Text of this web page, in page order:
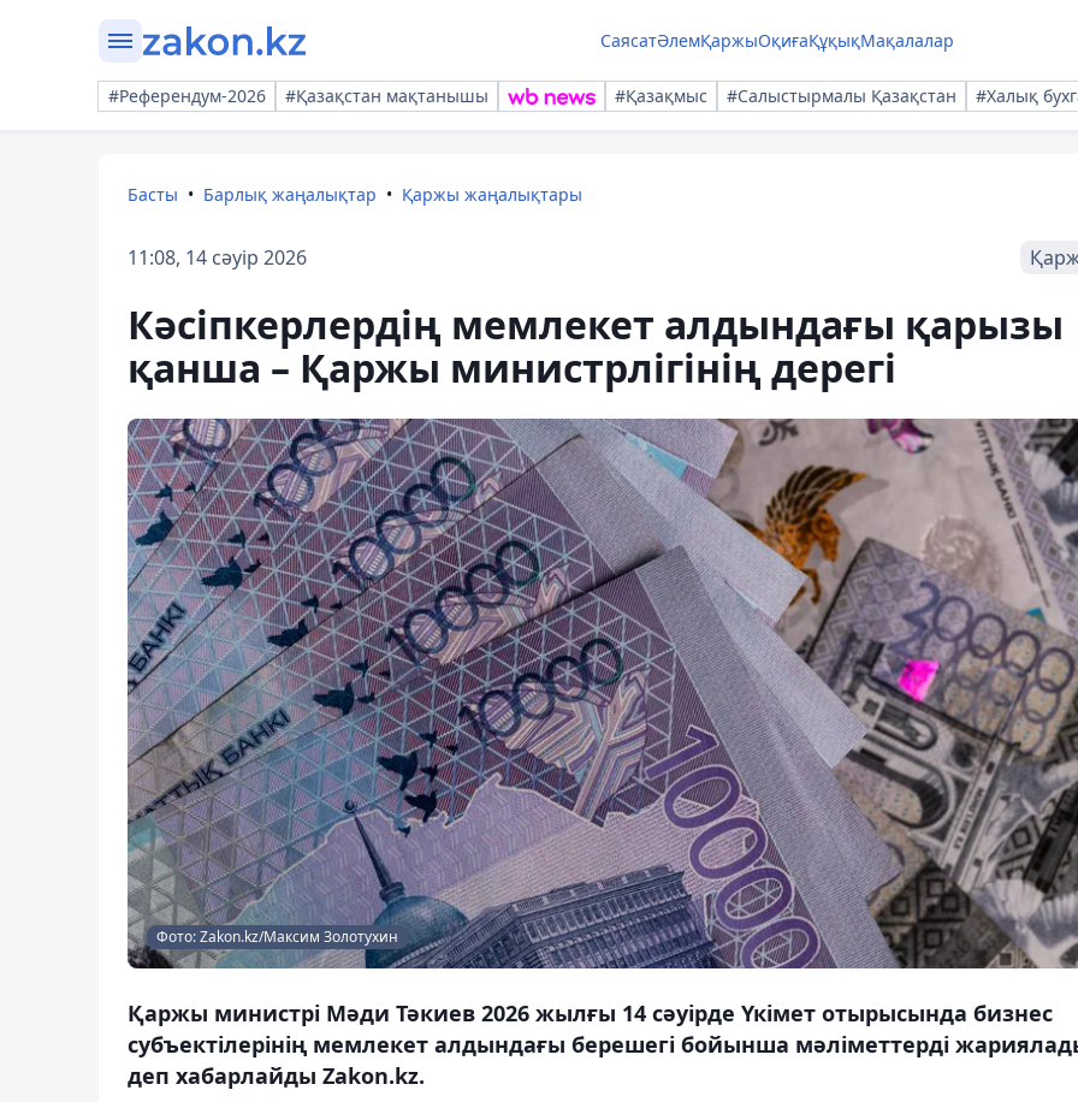
СаясатӘлемҚаржыОқиғаҚұқықМақалалар
#Референдум-2026 #Қазақстан мақтанышы #Қазақмыс #Салыстырмалы Қазақстан #Халық
Басты Барлық жаңалықтар Қаржы жаңалықтары
11:08, 14 сәуір 2026
Кәсіпкерлердің мемлекет алдындағы қарызы
қанша – Қаржы министрлігінің дерегі
Фото: Zakon.kz/Максим Золотухин
Қаржы министрі Мәди Тәкиев 2026 жылғы 14 сәуірде Үкімет отырысында бизнес
субъектілерінің мемлекет алдындағы берешегі бойынша мәліметтерді
деп хабарлайды Zakon.kz.